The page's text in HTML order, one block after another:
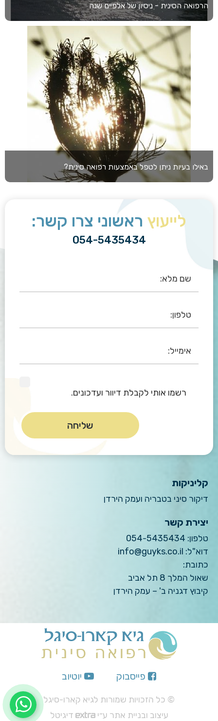
הרפואה הסינית - ניסיון של אלפיים שנה
באילו בעיות ניתן לטפל באמצעות רפואה סינית?
לייעוץ ראשוני צרו קשר:
054-5435434
רשמו אותי לקבלת דיוור ועדכונים.
קליניקות
דיקור סיני בטבריה ועמק הירדן
יצירת קשר
טלפון: 054-5435434
דוא"ל: info@guyks.co.il
כתובת:
שאול המלך 8 תל אביב
קיבוץ דגניה ב' – עמק הירדן
© כל הזכויות שמורות לגיא קארו-סיגל
עיצוב ובניית אתר ע״י
דיגיטל
פייסבוק יוטיוב